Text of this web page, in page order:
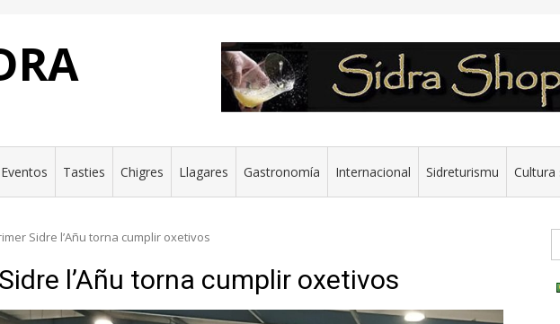
Eventos Tasties Chigres Llagares Gastronomía Internacional Sidreturismu Cultura
Sidre l’Añu torna cumplir oxetivos
l’Añu torna cumplir oxetivos